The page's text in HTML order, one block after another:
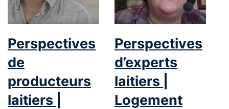
Perspectives
de
producteurs
laitiers |
Perspectives
d’experts
laitiers |
Logement